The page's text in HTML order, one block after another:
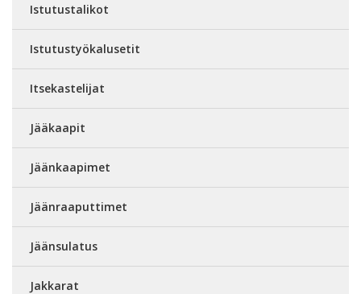
Istutustalikot
Istutustyökalusetit
Itsekastelijat
Jääkaapit
Jäänkaapimet
Jäänraaputtimet
Jäänsulatus
Jakkarat